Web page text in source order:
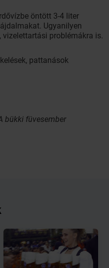
öntött 3-4 liter
Ugyanilyen
problémákra is.
pattanások
bükki füvesember